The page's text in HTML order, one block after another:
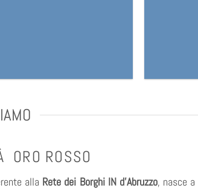
ORO ROSSO
alla Rete dei Borghi IN d’Abruzzo, nasce a